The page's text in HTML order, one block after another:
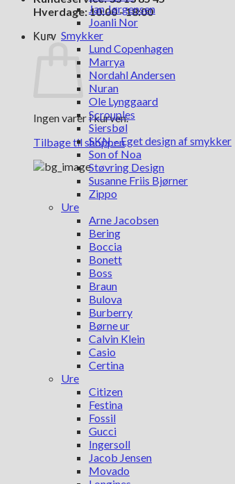
Hverdage: 10:00 - 18:00
Kurv
Ingen varer i kurven.
Tilbage til shoppen
Jan Jørgensen
Joanli Nor
Smykker
Lund Copenhagen
Marrya
Nordahl Andersen
Nuran
Ole Lynggaard
Scrouples
Siersbøl
SKN – Eget design af smykker
Son of Noa
Støvring Design
Susanne Friis Bjørner
Zippo
Ure
Arne Jacobsen
Bering
Boccia
Bonett
Boss
Braun
Bulova
Burberry
Børne ur
Calvin Klein
Casio
Certina
Ure
Citizen
Festina
Fossil
Gucci
Ingersoll
Jacob Jensen
Movado